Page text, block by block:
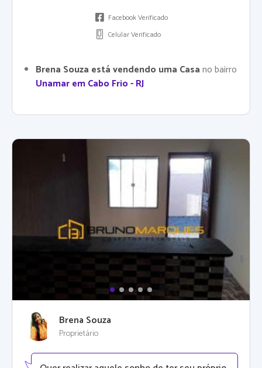
Facebook Verificado
Celular Verificado
Brena Souza está vendendo uma Casano bairro
Unamar em Cabo Frio - RJ
Brena Souza
Proprietário